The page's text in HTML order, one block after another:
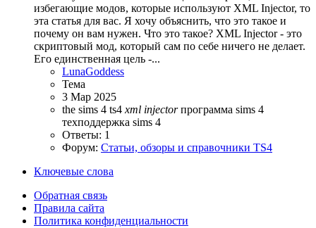
избегающие модов, которые используют XML Injector, то
эта статья для вас. Я хочу объяснить, что это такое и
почему он вам нужен. Что это такое? XML Injector - это
скриптовый мод, который сам по себе ничего не делает.
Его единственная цель -...
LunaGoddess
Тема
3 Мар 2025
the sims 4 ts4 xml injector программа sims 4
техподдержка sims 4
Ответы: 1
Форум: Статьи, обзоры и справочники TS4
Ключевые слова
Обратная связь
Правила сайта
Политика конфиденциальности